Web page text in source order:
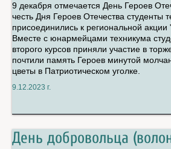
9 декабря отмечается День Героев
честь Дня Героев Отечества студенты
присоединились к региональной
Вместе с юнармейцами техникума
второго курсов приняли участие в
почтили память Героев минутой
цветы в Патриотическом уголке.
9.12.2023 г.
День добровольца